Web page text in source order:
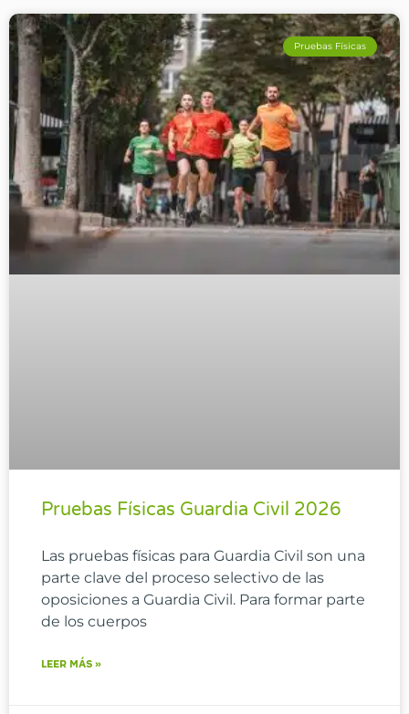
Pruebas Físicas
Pruebas Físicas Guardia Civil 2026
Las pruebas físicas para Guardia Civil son una
parte clave del proceso selectivo de las
oposiciones a Guardia Civil. Para formar parte
de los cuerpos
LEER MÁS »